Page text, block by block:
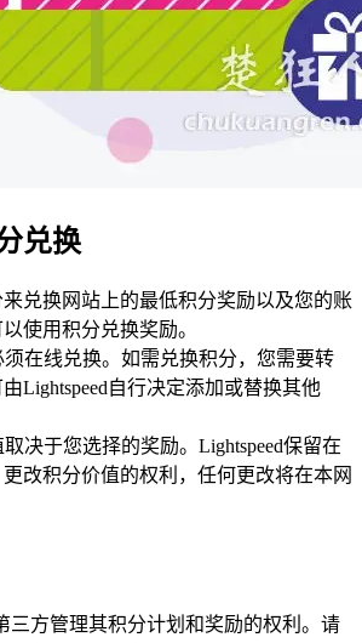
兑换
兑换网站上的最低积分奖励以及您的账
使用积分兑换奖励。
须在线兑换。如需兑换积分，您需要转
Lightspeed自行决定添加或替换其他
决于您选择的奖励。Lightspeed保留在
改积分价值的权利，任何更改将在本网
三方管理其积分计划和奖励的权利。请